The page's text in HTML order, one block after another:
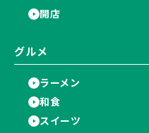
開店
グルメ
ラーメン
和食
スイーツ